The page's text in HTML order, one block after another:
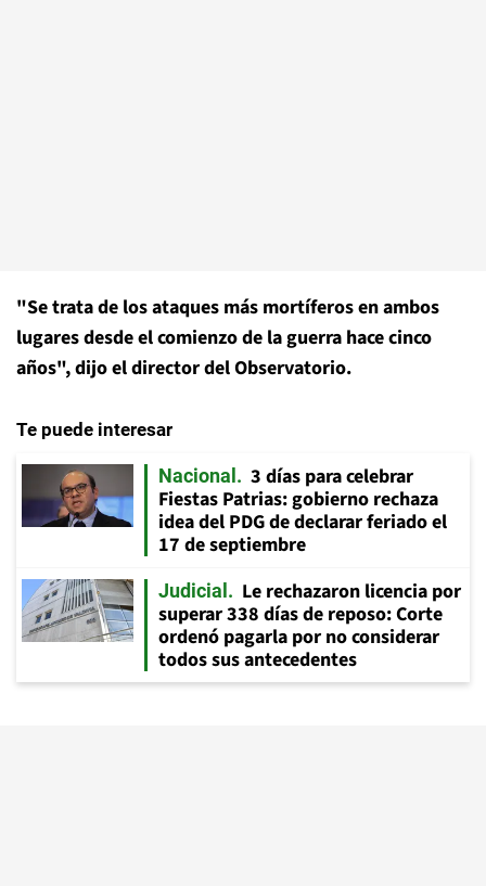
"Se trata de los ataques más mortíferos en ambos
lugares desde el comienzo de la guerra hace cinco
años", dijo el director del Observatorio.
Te puede interesar
Nacional
3 días para celebrar
Fiestas Patrias: gobierno rechaza
idea del PDG de declarar feriado el
17 de septiembre
Judicial
Le rechazaron licencia por
superar 338 días de reposo: Corte
ordenó pagarla por no considerar
todos sus antecedentes